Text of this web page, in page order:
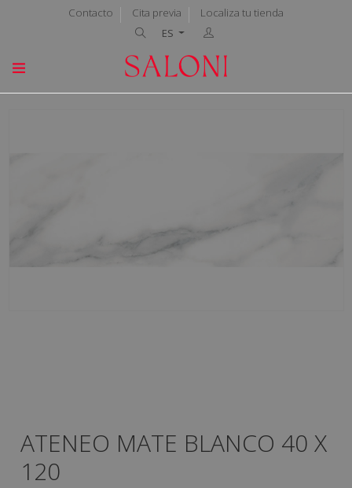
Contacto Cita previa
Localiza tu tienda
ES
ATENEO MATE BLANCO 40 X
120